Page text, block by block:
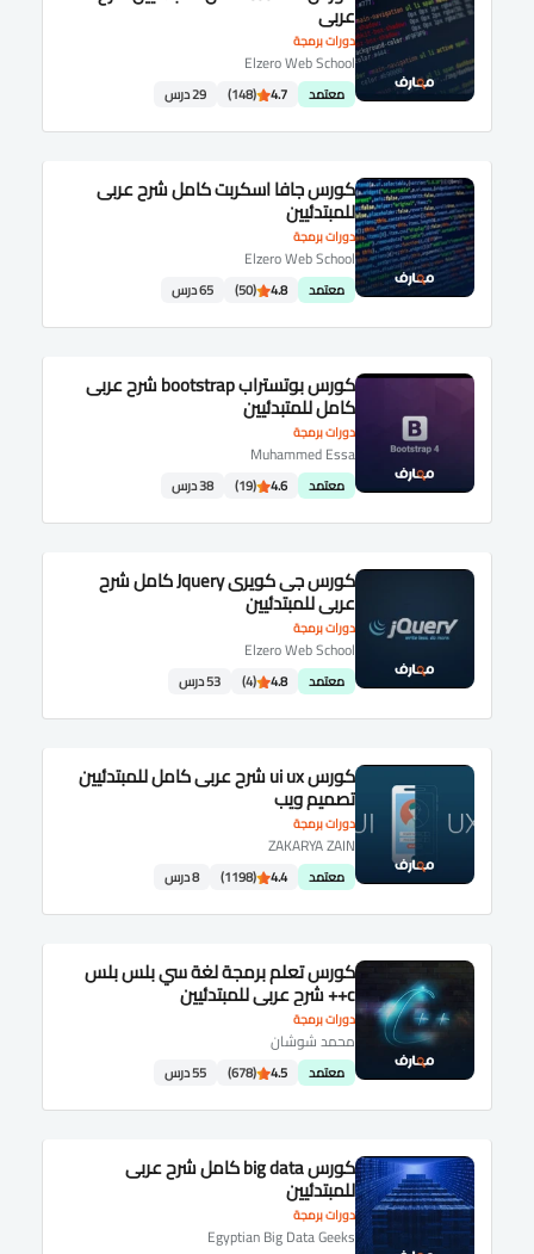
دورات برمجة
عربى
Elzero Web School
معتمد 4.7
(148) 29 درس
دورات برمجة
كورس جافا اسكربت كامل شرح عربى
للمبتدئيين
Elzero Web School
معتمد 4.8
(50) 65 درس
دورات برمجة
كورس بوتستراب bootstrap شرح عربى
كامل للمتبدئيين
Muhammed Essa
معتمد 4.6
(19) 38 درس
دورات برمجة
كورس جى كويرى Jquery كامل شرح
عربى للمبتدئيين
Elzero Web School
معتمد 4.8
(4) 53 درس
دورات برمجة
كورس ui ux شرح عربى كامل للمبتدئيين
تصميم ويب
ZAKARYA ZAIN
معتمد 4.4
(1198) 8 درس
دورات برمجة
كورس تعلم برمجة لغة سي بلس بلس
c++ شرح عربى للمبتدئيين
محمد شوشان
معتمد 4.5
(678) 55 درس
دورات برمجة
كورس big data كامل شرح عربى
للمبتدئيين
Egyptian Big Data Geeks